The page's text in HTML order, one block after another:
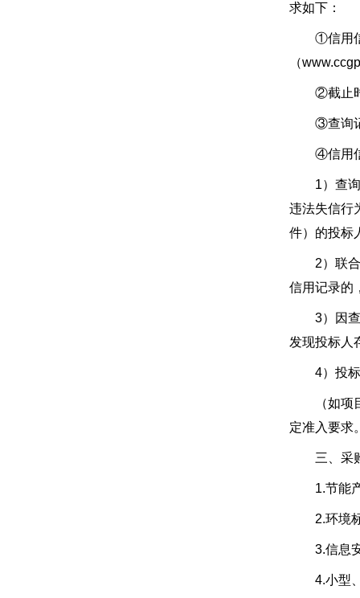
求如下：
①信用信息
（
②截止时
③查询记
④信用信
1）查询结
违法失信行
件）的投标
2）联合体
信用记录的
3）因查询
发现投标人
4）投标人
（如项目
定准入要求
三、采购
1.节能产
2.环境标
3.信息安
4.小型、